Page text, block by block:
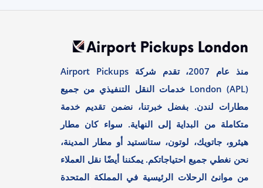
منذ عام 2007، تقدم شركة Airport Pickups
London (APL) خدمات النقل التنفيذي من جميع
مطارات لندن. بفضل خبرتنا، نضمن تقديم خدمة
متكاملة من البداية إلى النهاية. سواء كان مطار
هيثرو، جاتويك، لوتون، ستانستيد أو مطار المدينة،
نحن نغطي جميع احتياجاتكم. يمكننا أيضًا نقل العملاء
من موانئ الرحلات الرئيسية في المملكة المتحدة